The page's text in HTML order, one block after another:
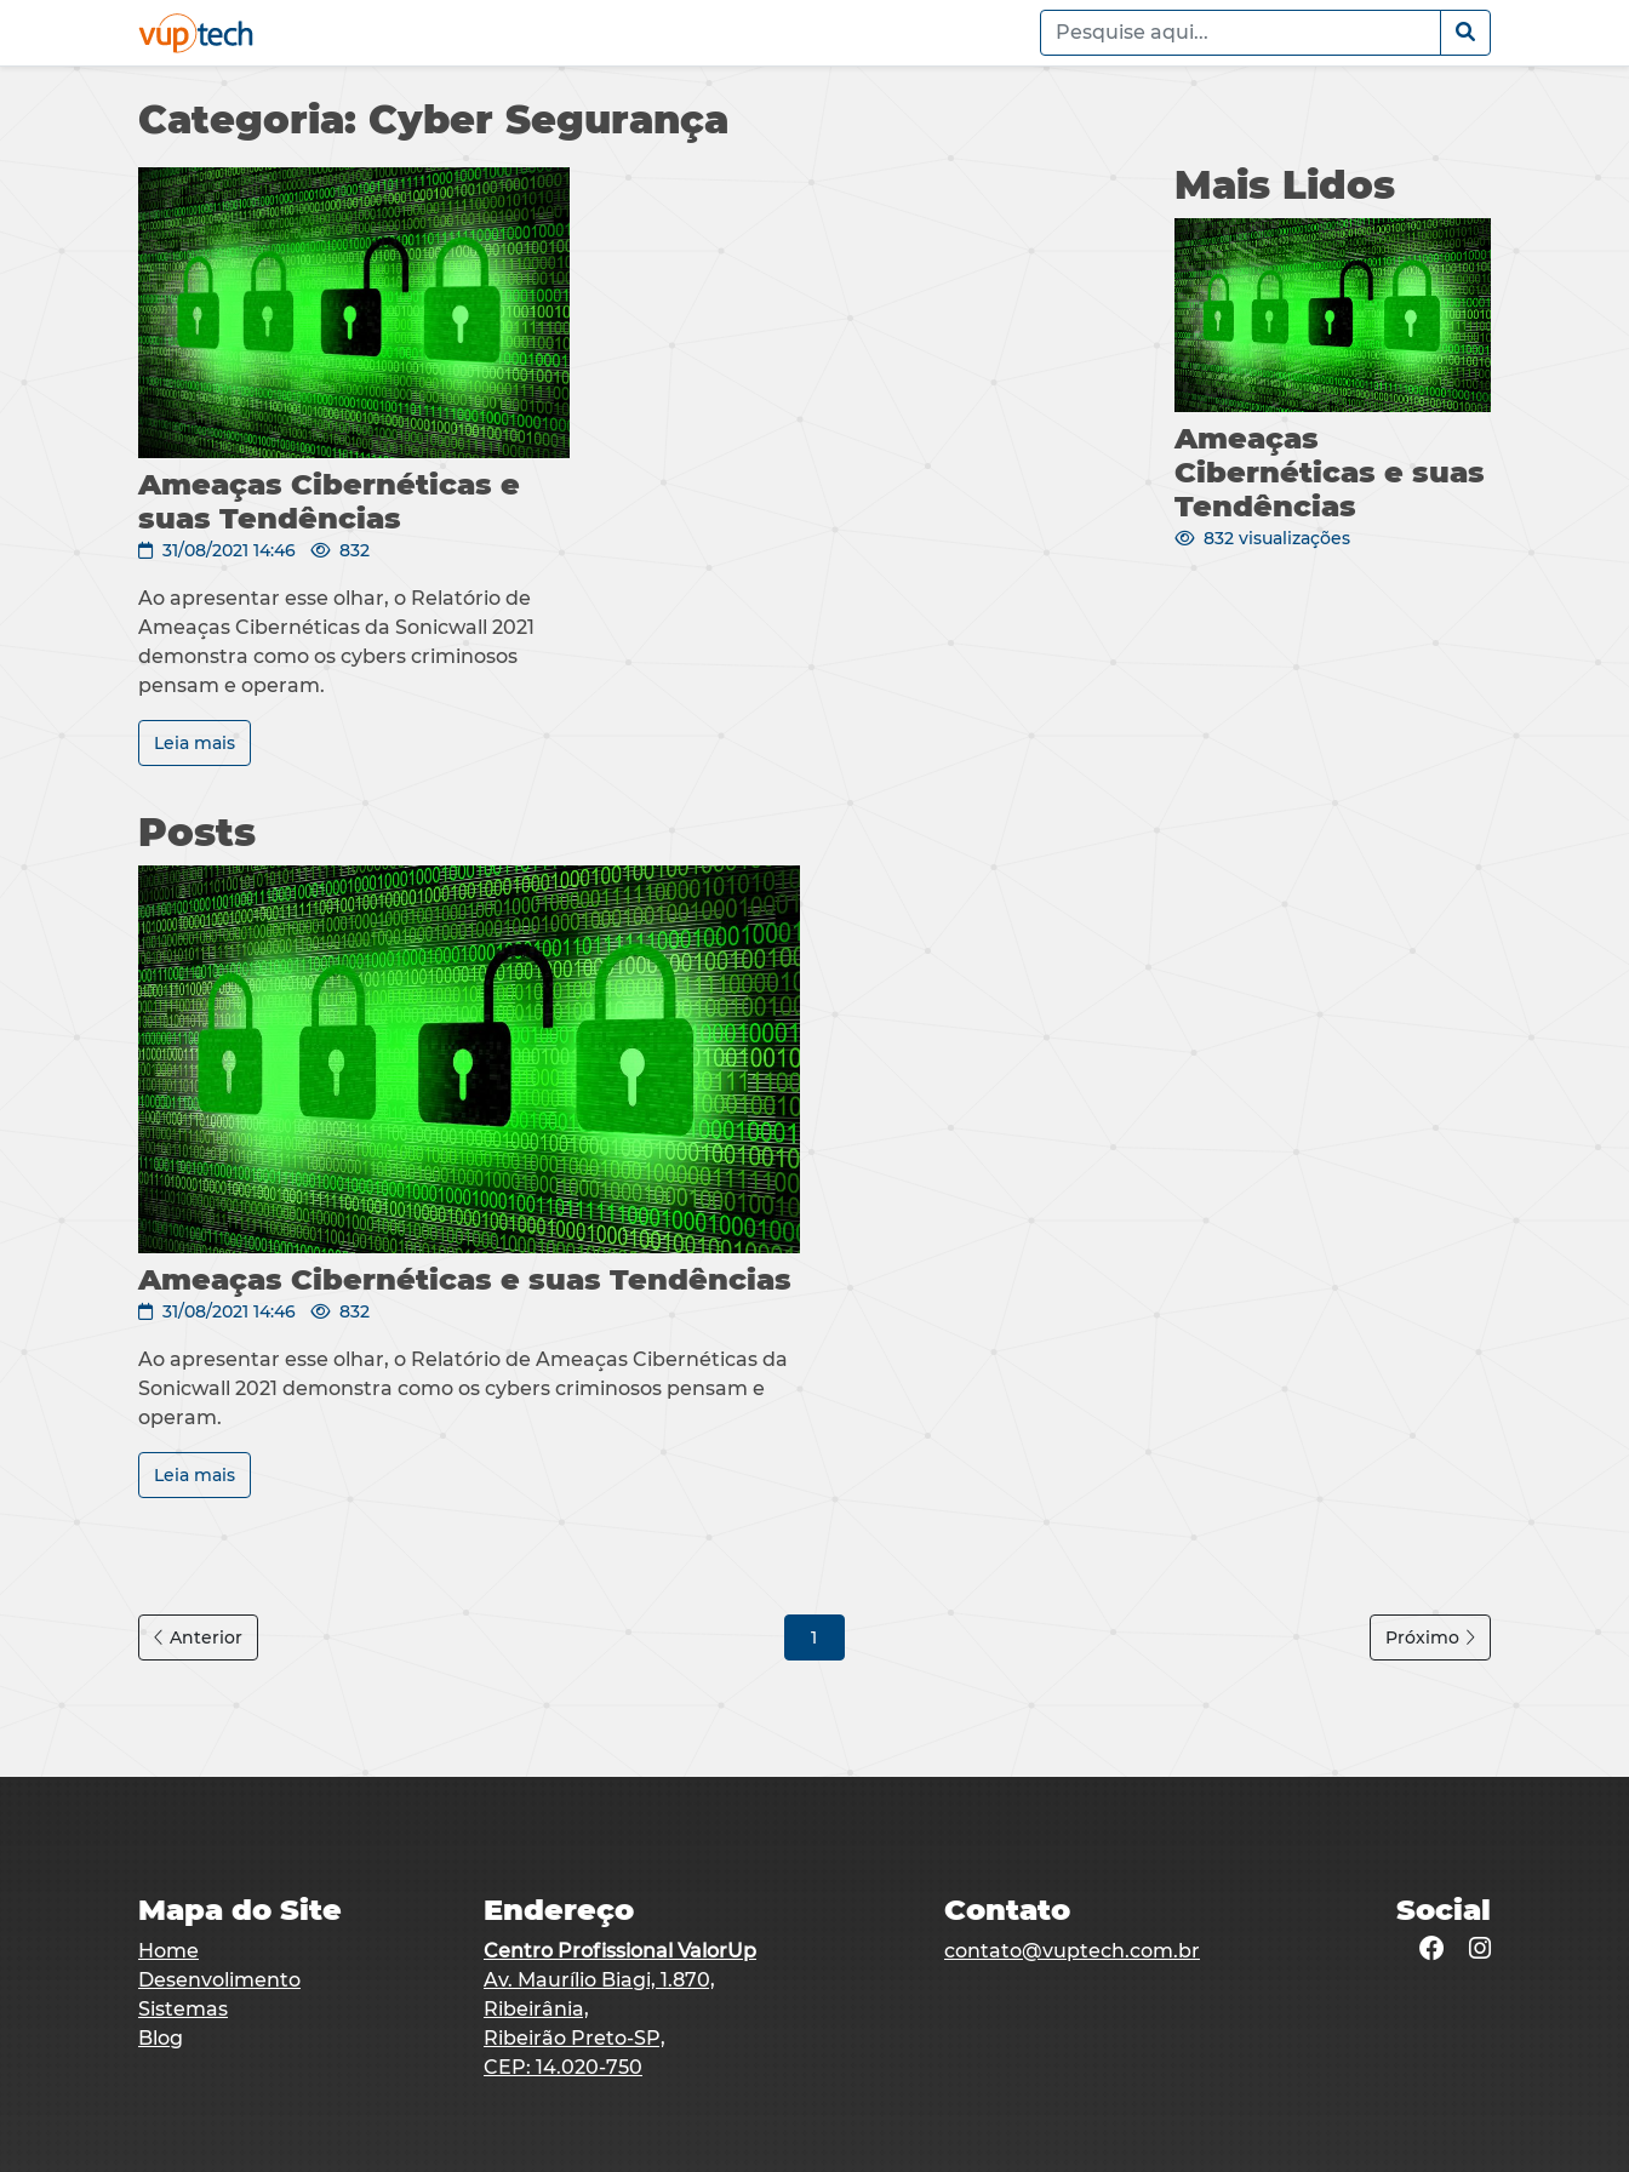
Categoria: Cyber Segurança
Ameaças Cibernéticas e
suas Tendências
31/08/2021 14:46 832
Ao apresentar esse olhar, o Relatório de
Ameaças Cibernéticas da Sonicwall 2021
demonstra como os cybers criminosos
pensam e operam.
Leia mais
Mais Lidos
Ameaças
Cibernéticas e suas
Tendências
832 visualizações
Posts
Ameaças Cibernéticas e suas Tendências
31/08/2021 14:46 832
Ao apresentar esse olhar, o Relatório de Ameaças Cibernéticas da
Sonicwall 2021 demonstra como os cybers criminosos pensam e
operam.
Leia mais
Anterior 1 Próximo
Mapa do Site
Home
Desenvolimento
Sistemas
Blog
Endereço
Centro Profissional ValorUp
Av. Maurílio Biagi, 1.870,
Ribeirânia,
Ribeirão Preto-SP,
Contato
contato@vuptech.com.br
Social